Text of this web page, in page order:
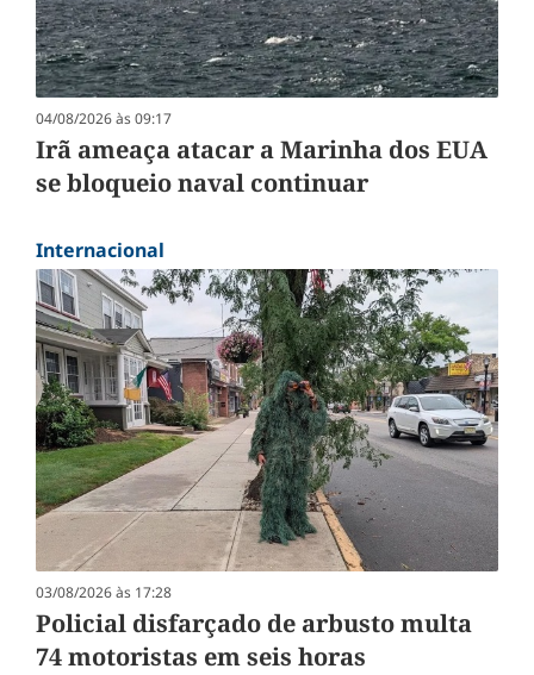
04/08/2026 às 09:17
Irã ameaça atacar a Marinha dos EUA
se bloqueio naval continuar
Internacional
03/08/2026 às 17:28
Policial disfarçado de arbusto multa
74 motoristas em seis horas